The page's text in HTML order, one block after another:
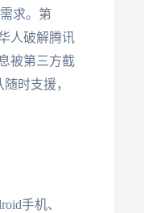
求。第
人破解腾讯
被第三方截
时支援，
手机、